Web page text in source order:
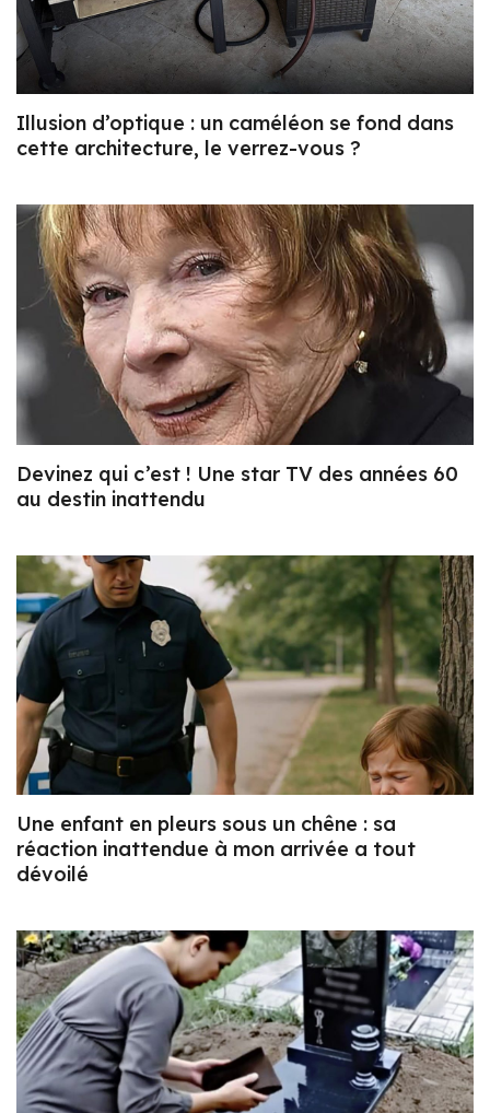
Illusion d’optique : un caméléon se fond dans
cette architecture, le verrez-vous ?
Devinez qui c’est ! Une star TV des années 60
au destin inattendu
Une enfant en pleurs sous un chêne : sa
réaction inattendue à mon arrivée a tout
dévoilé